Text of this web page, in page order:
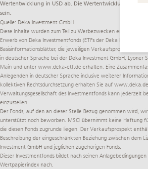
Wertentwicklung in USD ab. Die Wertentwicklung in EUR
sein.
Quelle: Deka Investment GmbH
Diese Inhalte wurden zum Teil zu Werbezwecken erstellt.
Erwerb von Deka Investmentfonds (ETFs der Deka Investment
Basisinformationsblätter, die jeweiligen Verkaufsprospekte und
in deutscher Sprache bei der Deka Investment GmbH, Lyoner
Main und unter www.deka-etf.de erhalten. Eine
Anlegenden in deutscher Sprache inclusive weiterer
kollektiven Rechtsdurchsetzung erhalten Sie auf
Verwaltungsgesellschaft des Investmentfonds kann jederzeit
einzustellen.
Der Fonds, auf den an dieser Stelle Bezug genommen wird,
unterstützt noch beworben. MSCI übernimmt keine Haftung
die diesen Fonds zugrunde liegen. Der Verkaufsprospekt
Beschreibung der eingeschränkten Beziehung zwischen dem
Investment GmbH und jeglichen zugehörigen Fonds.
Dieser Investmentfonds bildet nach seinen
Wertpapierindex nach.